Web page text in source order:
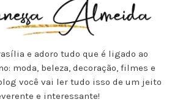
e adoro tudo que é ligado ao
moda, beleza, decoração, filmes e
você vai ler tudo isso de um jeito
e interessante!